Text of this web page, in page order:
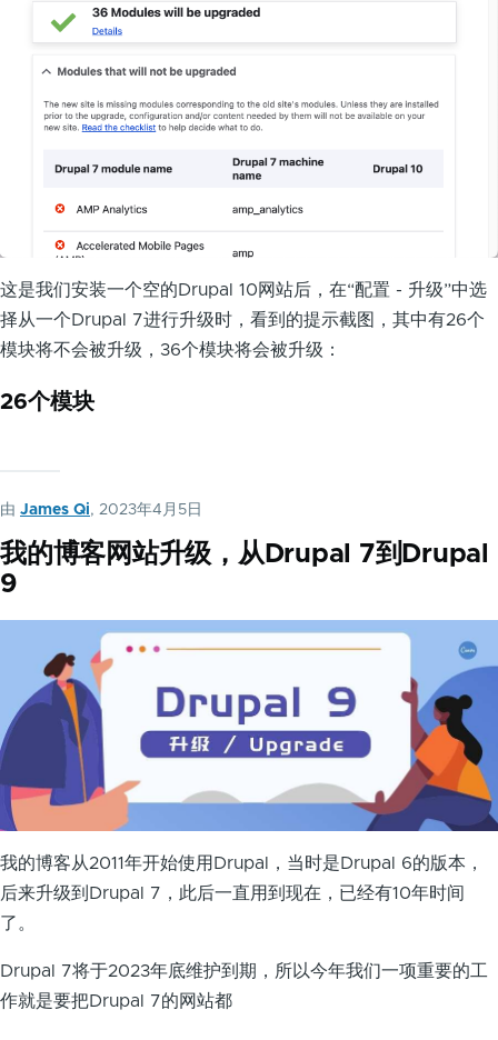
这是我们安装一个空的Drupal 10网站后，在“配置 - 升级”中选
择从一个Drupal 7进行升级时，看到的提示截图，其中有26个
模块将不会被升级，36个模块将会被升级：
26个模块
由 James Qi, 2023年4月5日
我的博客网站升级，从Drupal 7到Drupal
9
我的博客从2011年开始使用Drupal，当时是Drupal 6的版本，
后来升级到Drupal 7，此后一直用到现在，已经有10年时间
了。
Drupal 7将于2023年底维护到期，所以今年我们一项重要的工
作就是要把Drupal 7的网站都